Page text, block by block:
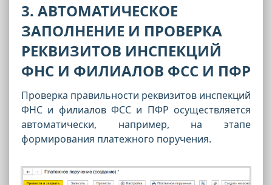
3. АВТОМАТИЧЕСКОЕ
ЗАПОЛНЕНИЕ И ПРОВЕРКА
РЕКВИЗИТОВ ИНСПЕКЦИЙ
ФНС И ФИЛИАЛОВ ФСС И ПФР
Проверка правильности реквизитов инспекций
ФНС и филиалов ФСС и ПФР осуществляется
автоматически, например, на этапе
формирования платежного поручения.